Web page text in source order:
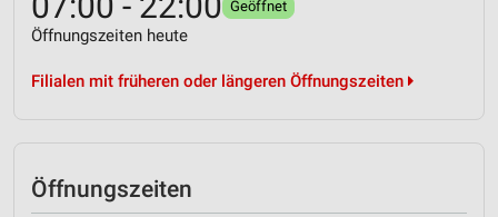
Geöffnet
Öffnungszeiten heute
Filialen mit früheren oder längeren Öffnungszeiten
Öffnungszeiten